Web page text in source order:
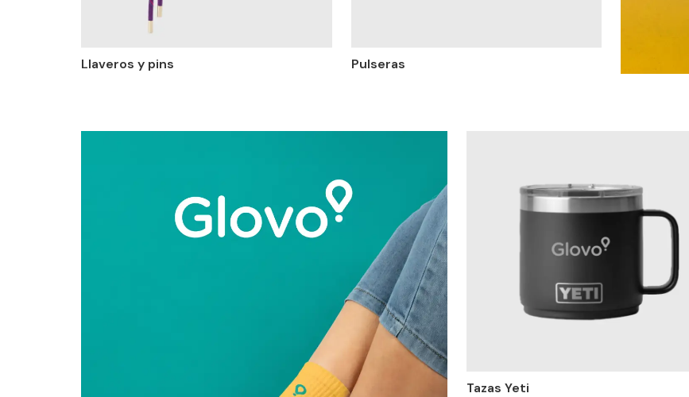
Llaveros y pins Pulseras
Tazas Yeti